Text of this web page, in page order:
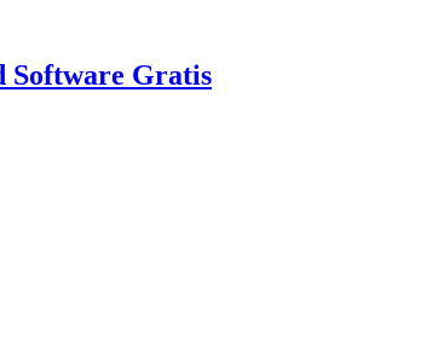
Software Gratis